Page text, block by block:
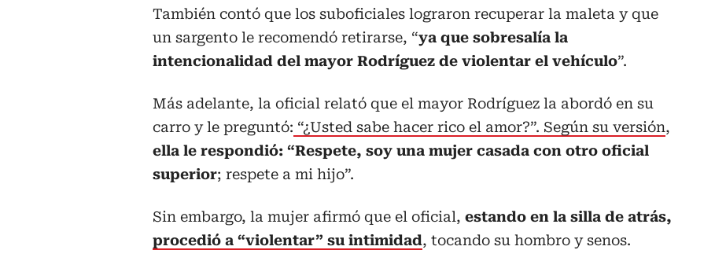
También contó que los suboficiales lograron recuperar la maleta y que
un sargento le recomendó retirarse, “ya que sobresalía la
intencionalidad del mayor Rodríguez de violentar el vehículo”.
Más adelante, la oficial relató que el mayor Rodríguez la abordó en su
carro y le preguntó: “¿Usted sabe hacer rico el amor?”. Según su versión,
ella le respondió: “Respete, soy una mujer casada con otro oficial
superior; respete a mi hijo”.
Sin embargo, la mujer afirmó que el oficial, estando en la silla de atrás,
procedió a “violentar” su intimidad, tocando su hombro y senos.